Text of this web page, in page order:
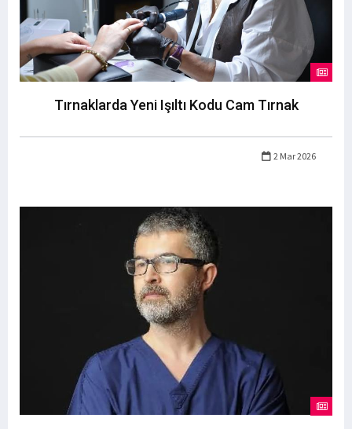
Tırnaklarda Yeni Işıltı Kodu Cam Tırnak
2 Mar 2026